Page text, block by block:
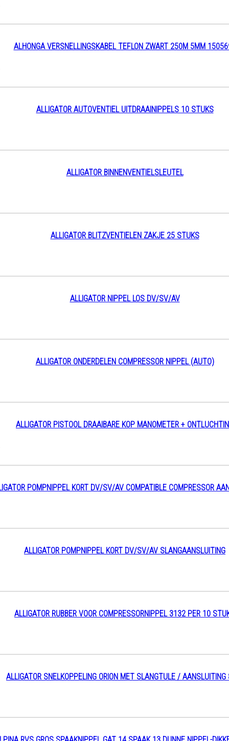
ALHONGA VERSNELLINGSKABEL TEFLON ZWART 250M 5MM
ALLIGATOR AUTOVENTIEL UITDRAAINIPPELS 10 STUKS
ALLIGATOR BINNENVENTIELSLEUTEL
ALLIGATOR BLITZVENTIELEN ZAKJE 25 STUKS
ALLIGATOR NIPPEL LOS DV/SV/AV
ALLIGATOR ONDERDELEN COMPRESSOR NIPPEL (AUTO)
ALLIGATOR PISTOOL DRAAIBARE KOP MANOMETER +
POMPNIPPEL KORT DV/SV/AV COMPATIBLE COMPRESSOR
ALLIGATOR POMPNIPPEL KORT DV/SV/AV SLANGAANSLUITING
ALLIGATOR RUBBER VOOR COMPRESSORNIPPEL 3132 PER 10
ALLIGATOR SNELKOPPELING ORION MET SLANGTULE / AANSLUITING